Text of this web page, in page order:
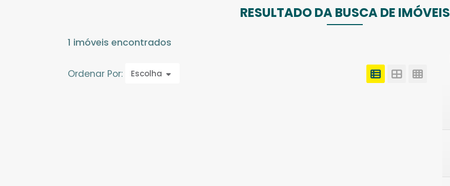
RESULTADO DA BUSCA DE IMÓVEIS
1 imóveis encontrados
Ordenar Por: Escolha